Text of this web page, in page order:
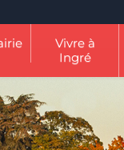
Vivre à
Ingré